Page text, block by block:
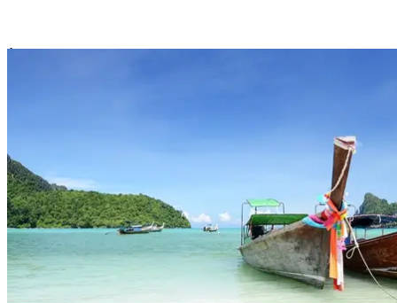
, ce lieu sacré n’a pas d’égal
dans tout le pays. En choisissant le Circuit Club Med « Orchidées
sacrées », vous pourrez apprécier toute la finesse architecturale :
moulures dorées, fresques, tuiles multicolores...
Mais ce n’est
rien, comparé à la beauté du bouddha, sculpté dans du jade, haut de
66 cm mais situé sur un piédestal en or et trônant à 11m.